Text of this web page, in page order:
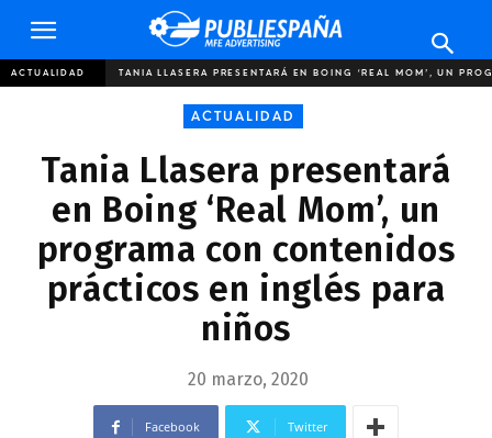
Publiespaña
ACTUALIDAD TANIA LLASERA PRESENTARÁ EN BOING ‘REAL MOM’, UN
ACTUALIDAD
Tania Llasera presentará
en Boing ‘Real Mom’, un
programa con contenidos
prácticos en inglés para
niños
20 marzo, 2020
Facebook Twitter